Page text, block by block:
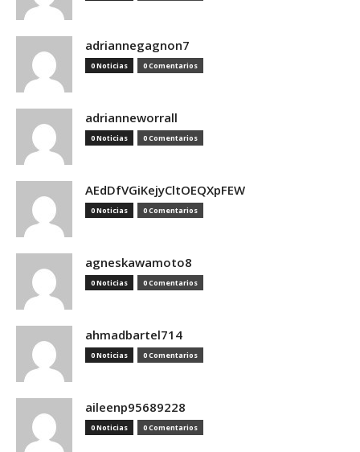
adriannegagnon7
0 Noticias 0 Comentarios
adrianneworrall
0 Noticias 0 Comentarios
AEdDfVGiKejyCltOEQXpFEW
0 Noticias 0 Comentarios
agneskawamoto8
0 Noticias 0 Comentarios
ahmadbartel714
0 Noticias 0 Comentarios
aileenp95689228
0 Noticias 0 Comentarios